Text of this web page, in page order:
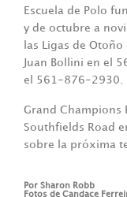
Escuela de Polo
y de octubre a
las Ligas de
Juan Bollini en el
el 561-876-2930.
Grand Champions
Southfields Road
sobre la próxima
Por Sharon Robb
Fotos de Candace